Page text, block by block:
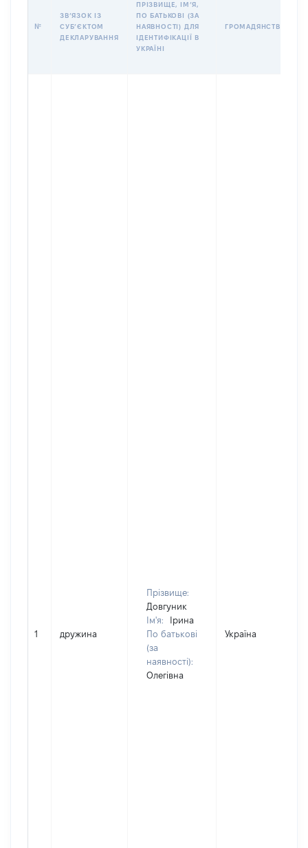
№
ЗВʼЯЗОК ІЗ
СУБʼЄКТОМ
ДЕКЛАРУВАННЯ
ПРІЗВИЩЕ, ІМʼЯ,
ПО БАТЬКОВІ (ЗА
НАЯВНОСТІ) ДЛЯ
ІДЕНТИФІКАЦІЇ В
УКРАЇНІ
ГРОМАДЯНСТВО
1 дружина
Прізвище:
Довгуник
Ім'я:
Ірина
По батькові
(за
наявності):
Олегівна
Україна